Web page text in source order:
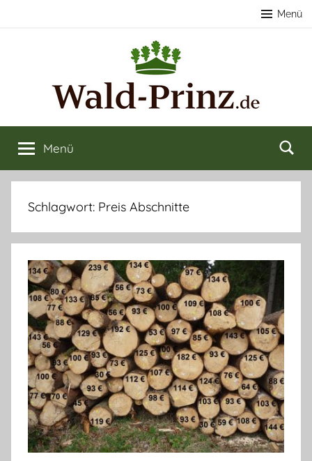
Menü
Nachhaltige
Forstwirtschaft
Naturerlebnisse
Wald
kaufen
verkaufen
Menü
Schlagwort: Preis Abschnitte